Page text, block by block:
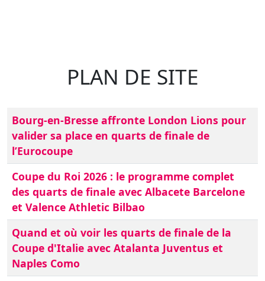
PLAN DE SITE
Bourg-en-Bresse affronte London Lions pour
valider sa place en quarts de finale de
l’Eurocoupe
Coupe du Roi 2026 : le programme complet
des quarts de finale avec Albacete Barcelone
et Valence Athletic Bilbao
Quand et où voir les quarts de finale de la
Coupe d'Italie avec Atalanta Juventus et
Naples Como